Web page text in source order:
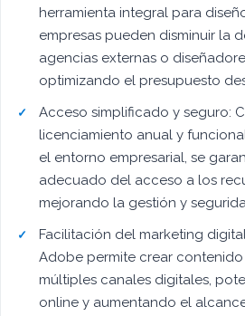
herramienta integral para
empresas pueden disminuir la
agencias externas o
optimizando el presupuesto
Acceso simplificado y seguro:
licenciamiento anual y
el entorno empresarial, se
adecuado del acceso a los
mejorando la gestión y
Facilitación del marketing
Adobe permite crear
múltiples canales digitales,
online y aumentando el